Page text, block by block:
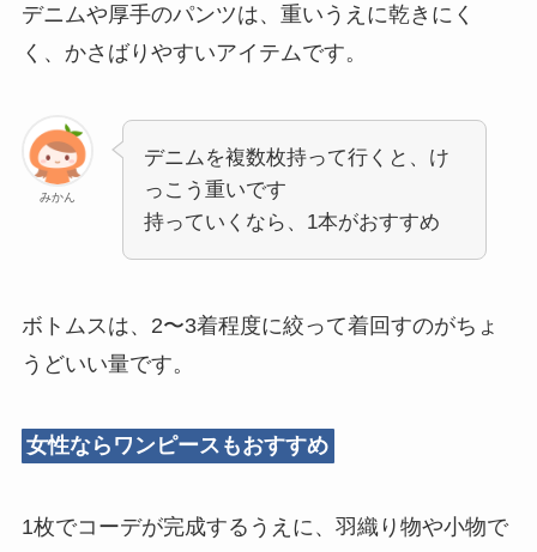
デニムや厚手のパンツは、重いうえに乾きにく
く、かさばりやすいアイテムです。
みかん
デニムを複数枚持って行くと、け
っこう重いです
持っていくなら、1本がおすすめ
ボトムスは、2〜3着程度に絞って着回すのがちょ
うどいい量です。
女性ならワンピースもおすすめ
1枚でコーデが完成するうえに、羽織り物や小物で